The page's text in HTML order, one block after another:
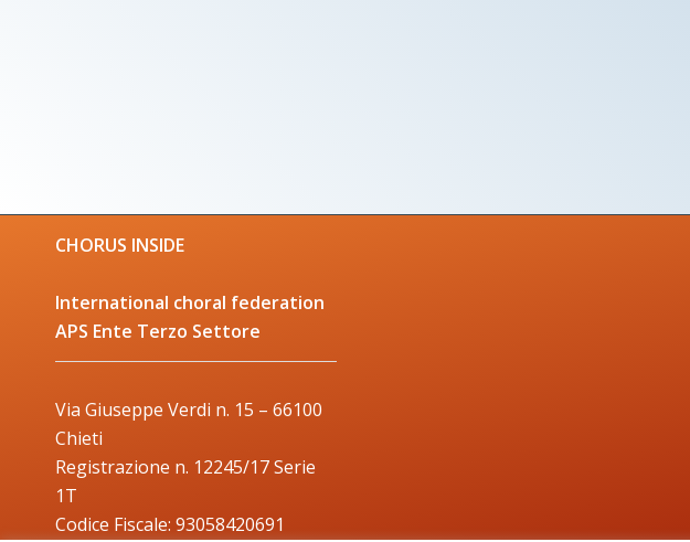
CHORUS INSIDE
International choral federation
APS Ente Terzo Settore
Via Giuseppe Verdi n. 15 – 66100
Chieti
Registrazione n. 12245/17 Serie
1T
Codice Fiscale: 93058420691